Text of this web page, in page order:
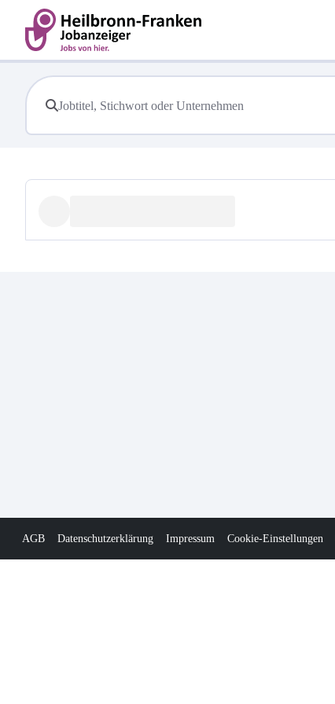
AGB Datenschutzerklärung Impressum Cookie-Einstellungen